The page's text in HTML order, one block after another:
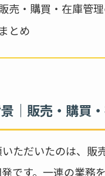
売・購買・在庫管
まとめ
｜販売・購買
ただいたのは、販
です。一連の業務